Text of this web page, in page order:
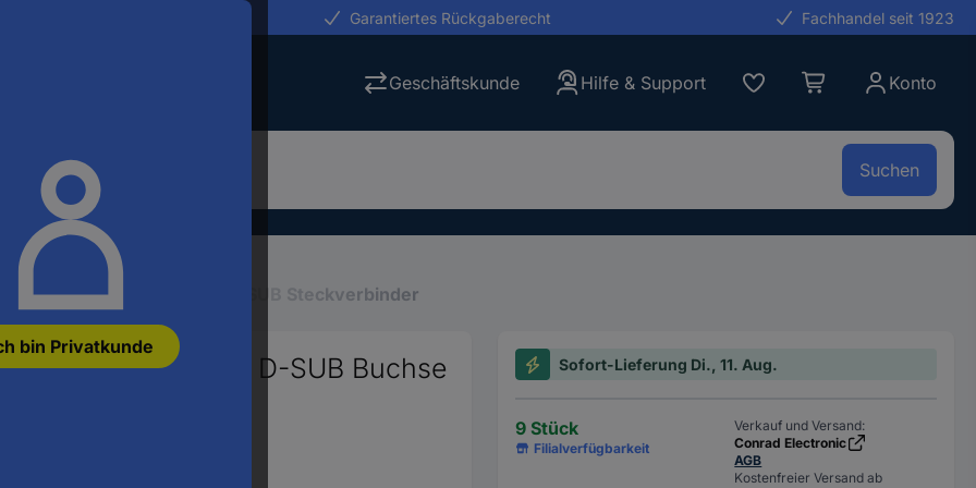
bin Privatkunde
Garantiertes Rückgaberecht Fachhandel seit 1923
Geschäftskunde Hilfe & Support Konto
Suchen
D-SUB Steckverbinder D-SUB Steckverbinder
MPT-0,5 1688094 D-SUB Buchse
Sofort-Lieferung Di., 11. Aug.
9 Stück
Filialverfügbarkeit
Verkauf und Versand:
Conrad Electronic
AGB
Kostenfreier Versand ab